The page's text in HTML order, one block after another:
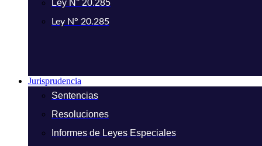
Ley N° 20.285
Ley N° 20.285
Jurisprudencia
Sentencias
Resoluciones
Informes de Leyes Especiales